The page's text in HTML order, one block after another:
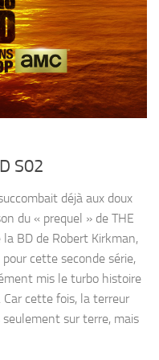
S02
déjà aux doux
du « prequel » de THE
la BD de Robert Kirkman,
cette seconde série,
mis le turbo histoire
cette fois, la terreur
sur terre, mais